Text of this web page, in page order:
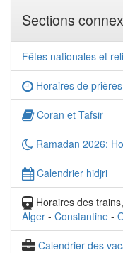
Sections
Fêtes nationales et
Horaires de prières
Coran et Tafsir
Ramadan 2026:
Calendrier hidjri
Horaires des
Alger - Constantine -
Calendrier des